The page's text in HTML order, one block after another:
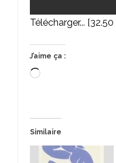
Télécharger... [32.50
J’aime ça :
Chargement…
Similaire